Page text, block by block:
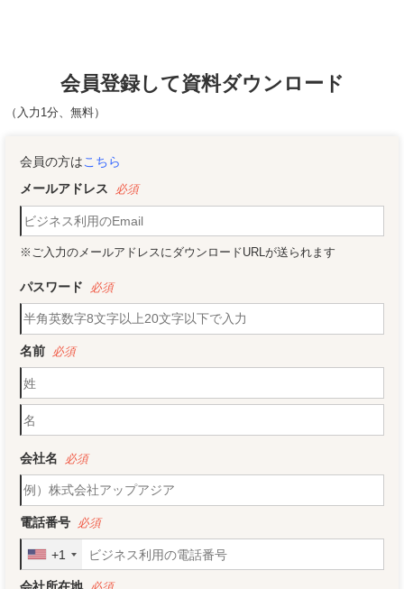
会員登録して資料ダウンロード
（入力1分、無料）
会員の方はこちら
メールアドレス
※ご入力のメールアドレスにダウンロードURLが送られます
パスワード
名前
会社名
電話番号
+1